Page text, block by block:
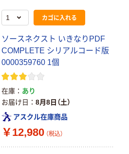
カゴに入れる
ソースネクスト いきなりPDF
COMPLETE シリアルコード版
0000359760 1個
在庫
あり
お届け日
8月8日（土）
アスクル在庫商品
￥12,980 （税込）